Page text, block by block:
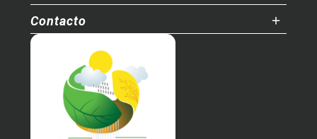
Contacto